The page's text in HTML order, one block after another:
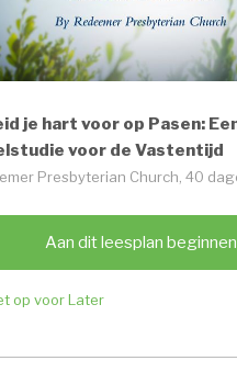
je hart voor op Pasen:
voor de Vastentijd
Presbyterian Church, 40
Aan dit leesplan beginnen
op voor Later